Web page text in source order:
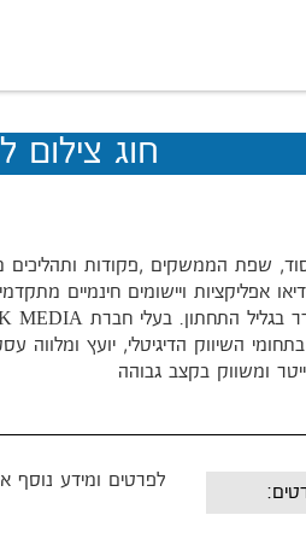
חוג צילום
שפת הממשקים ,פקודות ותהליכים
אפליקציות ויישומים חינמיים
השיווק הדיגיטלי, יועץ ומלווה
ומשווק בקצב גבוהה
לפרטים ומידע נוסף